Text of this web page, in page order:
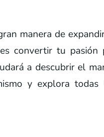
manera de
convertir tu
a descubrir el
y explora